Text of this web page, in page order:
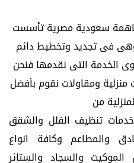
سعودية مصرية تأسست
وهى فى تجديد وتخطيط دائم
الخدمة التى نقدمها فنحن
ومقاولات نقوم بأفضل
من
تنظيف الفلل والشقق
والمطاعم وكافة انواع
والسجاد والستائر